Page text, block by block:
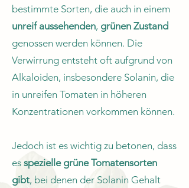
bestimmte Sorten, die auch in einem
unreif aussehenden, grünen Zustand
genossen werden können. Die
Verwirrung entsteht oft aufgrund von
Alkaloiden, insbesondere Solanin, die
in unreifen Tomaten in höheren
Konzentrationen vorkommen können.
Jedoch ist es wichtig zu betonen, dass
es spezielle grüne Tomatensorten
gibt, bei denen der Solanin Gehalt